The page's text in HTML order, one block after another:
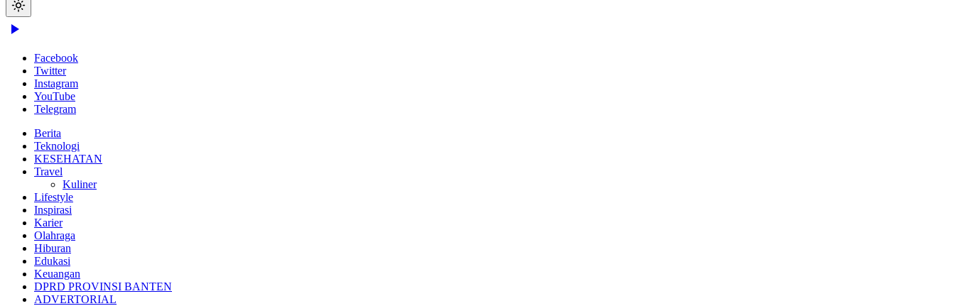
Facebook
Twitter
Instagram
YouTube
Telegram
Berita
Teknologi
KESEHATAN
Travel
Kuliner
Lifestyle
Inspirasi
Karier
Olahraga
Hiburan
Edukasi
Keuangan
DPRD PROVINSI BANTEN
ADVERTORIAL